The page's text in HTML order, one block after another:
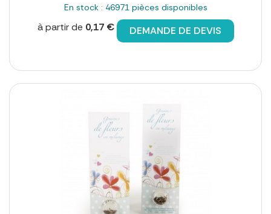
En stock : 46971 pièces disponibles
à partir de 0,17 € DEMANDE DE DEVIS